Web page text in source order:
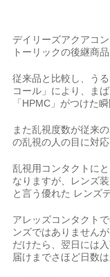
デイリーズアクアコ
トーリックの後継商
従来品と比較し、う
コール」により、ま
「HPMC」がつけた
また乱視度数が従来
の乱視の人の目に対
乱視用コンタクトに
なりますが、レンズ
と言う優れた レンズ
アレッズコンタクト
ンズではありません
だけたら、翌日には
届けまでさほど日数は